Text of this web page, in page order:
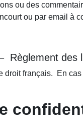
ou des
ou par email à
Règlement des
droit français. En